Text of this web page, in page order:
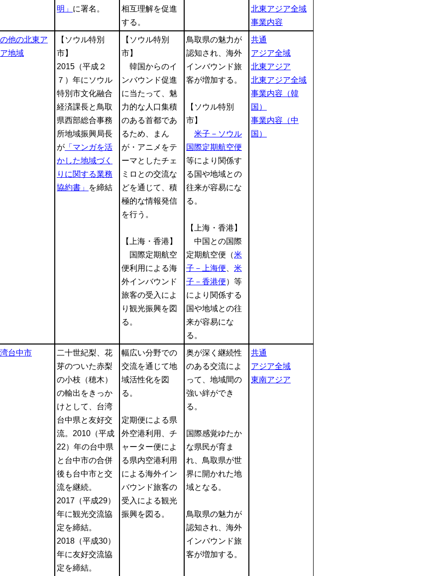
明」 に署名。
相互理解を促進
する。
北東アジア全域
事業内容
他の北東ア
地域
【ソウル特別
市】
2015（平成２
７）年にソウル
特別市文化融合
経済課長と鳥取
県西部総合事務
所地域振興局長
が 「マンガを活
かした地域づく
りに関する業務
協約書」
を締結
【ソウル特別
市】
韓国からのイ
ンバウンド促進
に当たって、魅
力的な人口集積
のある首都であ
るため、まん
が・アニメをテ
ーマとしたチェ
ミロとの交流な
どを通じて、積
極的な情報発信
を行う。
【上海・香港】
国際定期航空
便利用による海
外インバウンド
旅客の受入によ
り観光振興を図
る。
鳥取県の魅力が
認知され、海外
インバウンド旅
客が増加する。
【ソウル特別
市】
米子－ソウル
国際定期航空便
等により関係す
る国や地域との
往来が容易にな
る。
【上海・香港】
中国との国際
定期航空便（米
子－上海便
米
子－香港便）等
により関係する
国や地域との往
来が容易にな
る。
共通
アジア全域
北東アジア
北東アジア全域
事業内容（韓
国）
事業内容（中
国）
台中市
二十世紀梨、花
芽のついた赤梨
の小枝（穂木）
の輸出をきっか
けとして、台湾
台中県と友好交
流。2010（平成
22）年の台中県
と台中市の合併
後も台中市と交
流を継続。
2017（平成29）
年に観光交流協
定を締結。
2018（平成30）
年に友好交流協
定を締結。
幅広い分野での
交流を通じて地
域活性化を図
る。
定期便による県
外空港利用、チ
ャーター便によ
る県内空港利用
による海外イン
バウンド旅客の
受入による観光
振興を図る。
奥が深く継続性
のある交流によ
って、地域間の
強い絆ができ
る。
国際感覚ゆたか
な県民が育ま
れ、鳥取県が世
界に開かれた地
域となる。
鳥取県の魅力が
認知され、海外
インバウンド旅
客が増加する。
共通
アジア全域
東南アジア